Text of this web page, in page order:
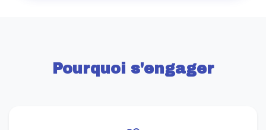
Pourquoi s'engager